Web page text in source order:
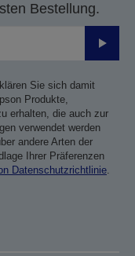
Bestellung.
Sie sich damit
Produkte,
erhalten, die auch zur
verwendet werden
andere Arten der
Ihrer Präferenzen
Datenschutzrichtlinie.